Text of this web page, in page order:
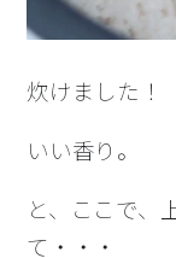
炊けました！
いい香り。
と、ここで、
て・・・